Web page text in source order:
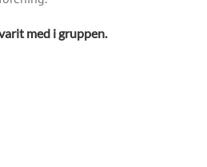
med i gruppen.